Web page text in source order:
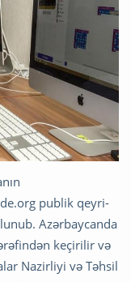
publik qeyri-
Azərbaycanda
keçirilir və
Nazirliyi və Təhsil